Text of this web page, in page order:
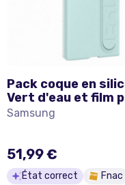
Pack coque en
Vert d'eau et film
Samsung Galaxy Z
Samsung
51,99 €
État correct Fnac